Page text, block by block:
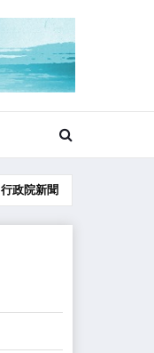
行政院新聞